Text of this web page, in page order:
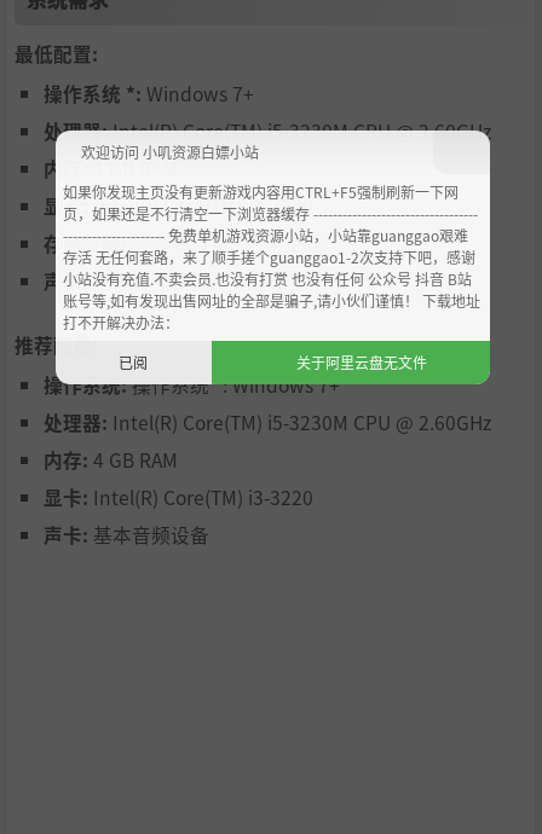
最低配置:
操作系统 *: Windows 7+
处理器:Intel(R) Core(TM) i5-3230M CPU @ 2.60GHz
内存:4 GB RAM
显卡:Intel(R) Core(TM) i3-3220
存储空间:需要 800 MB 可用空间
声卡:基本音频设备
推荐配置:
操作系统:操作系统 *: Windows 7+
处理器: Intel(R) Core(TM) i5-3230M CPU @ 2.60GHz
内存: 4 GB RAM
显卡: Intel(R) Core(TM) i3-3220
声卡: 基本音频设备
欢迎访问 小叽资源白嫖小站
如果你发现主页没有更新游戏内容用CTRL+F5强制刷新一下网
页，如果还是不行清空一下浏览器缓存 ----------------------------------
--------------------- 免费单机游戏资源小站，小站靠guanggao艰难
存活 无任何套路，来了顺手搓个guanggao1-2次支持下吧，感谢
小站没有充值.不卖会员.也没有打赏 也没有任何 公众号 抖音 B站
账号等,如有发现出售网址的全部是骗子,请小伙们谨慎！ 下载地址
打不开解决办法：
已阅
关于阿里云盘无文件